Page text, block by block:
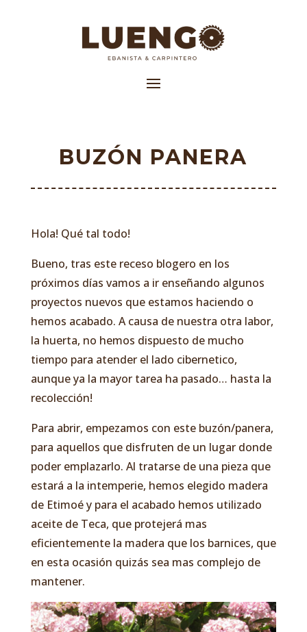
BUZÓN PANERA
Hola! Qué tal todo!
Bueno, tras este receso blogero en los
próximos días vamos a ir enseñando algunos
proyectos nuevos que estamos haciendo o
hemos acabado. A causa de nuestra otra labor,
la huerta, no hemos dispuesto de mucho
tiempo para atender el lado cibernetico,
aunque ya la mayor tarea ha pasado… hasta la
recolección!
Para abrir, empezamos con este buzón/panera,
para aquellos que disfruten de un lugar donde
poder emplazarlo. Al tratarse de una pieza que
estará a la intemperie, hemos elegido madera
de Etimoé y para el acabado hemos utilizado
aceite de Teca, que protejerá mas
eficientemente la madera que los barnices, que
en esta ocasión quizás sea mas complejo de
mantener.